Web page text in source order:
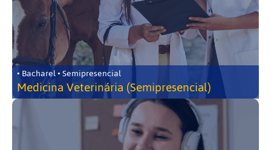
• Bacharel • Semipresencial
Medicina Veterinária (Semipresencial)